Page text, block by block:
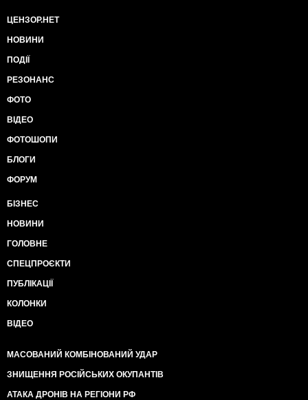
ЦЕНЗОР.НЕТ
НОВИНИ
ПОДІЇ
РЕЗОНАНС
ФОТО
ВІДЕО
ФОТОШОПИ
БЛОГИ
ФОРУМ
БІЗНЕС
НОВИНИ
ГОЛОВНЕ
СПЕЦПРОЄКТИ
ПУБЛІКАЦІЇ
КОЛОНКИ
ВІДЕО
МАСОВАНИЙ КОМБІНОВАНИЙ УДАР
ЗНИЩЕННЯ РОСІЙСЬКИХ ОКУПАНТІВ
АТАКА ДРОНІВ НА РЕГІОНИ РФ